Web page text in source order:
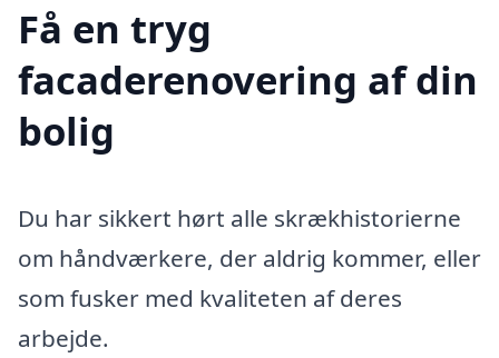
Få en tryg
facaderenovering af din
bolig
Du har sikkert hørt alle skrækhistorierne
om håndværkere, der aldrig kommer, eller
som fusker med kvaliteten af deres
arbejde.